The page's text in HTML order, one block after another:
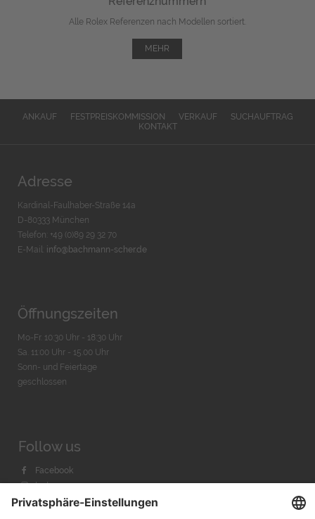
Alle Rolex Referenzen nach Modellen sortiert.
MEHR
ANKAUF FESTPREISKOMMISSION VERKAUF
SUCHAUFTRAG
KONTAKT
Adresse
Kardinal-Faulhaber-Straße 14a
D-80333 München
Telefon: +49 (0)89 29 32 70
E-Mail: info@bachmann-scher.de
Öffnungszeiten
Mo-Fr. 10:30 Uhr - 18:30 Uhr
Sa. 11:00 Uhr - 15.00 Uhr
Sonn- und Feiertage
geschlossen
Follow us
Facebook
Instagram
Youtube